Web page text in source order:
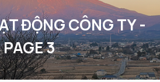
ĐỘNG CÔNG TY -
PAGE 3